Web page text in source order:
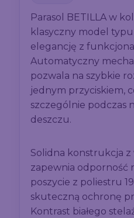
Parasol BETILLA w
klasyczny model
elegancję z
Automatyczny
pozwala na szybkie
jednym przyciskiem,
szczególnie podczas
deszczu.
Solidna konstrukcja z
zapewnia odporność
poszycie z poliestru
skuteczną ochronę
Kontrast białego